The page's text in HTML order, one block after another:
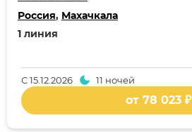
Россия, Махачкала
1 линия
С15.12.2026 11 ночей
от 78 023 ₽